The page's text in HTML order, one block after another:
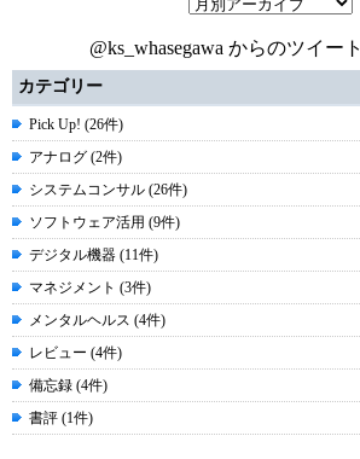
@ks_whasegawa からのツイート
カテゴリー
Pick Up! (26件)
アナログ (2件)
システムコンサル (26件)
ソフトウェア活用 (9件)
デジタル機器 (11件)
マネジメント (3件)
メンタルヘルス (4件)
レビュー (4件)
備忘録 (4件)
書評 (1件)